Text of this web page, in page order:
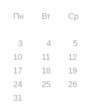
Пн Вт Ср
3
4 5
10
11 12
17
18 19
24
25 26
31